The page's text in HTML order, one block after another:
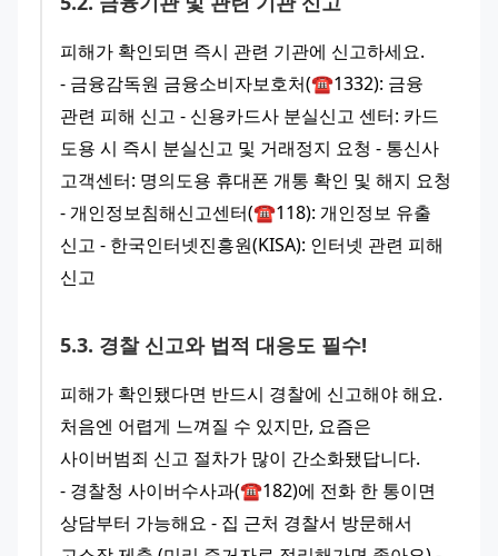
피해가 확인되면 즉시 관련 기관에 신고하세요.
- 금융감독원 금융소비자보호처(☎1332): 금융
관련 피해 신고 - 신용카드사 분실신고 센터: 카드
도용 시 즉시 분실신고 및 거래정지 요청 - 통신사
고객센터: 명의도용 휴대폰 개통 확인 및 해지 요청
- 개인정보침해신고센터(☎118): 개인정보 유출
신고 - 한국인터넷진흥원(KISA): 인터넷 관련 피해
신고
5.3. 경찰 신고와 법적 대응도 필수!
피해가 확인됐다면 반드시 경찰에 신고해야 해요.
처음엔 어렵게 느껴질 수 있지만, 요즘은
사이버범죄 신고 절차가 많이 간소화됐답니다.
- 경찰청 사이버수사과(☎182)에 전화 한 통이면
상담부터 가능해요 - 집 근처 경찰서 방문해서